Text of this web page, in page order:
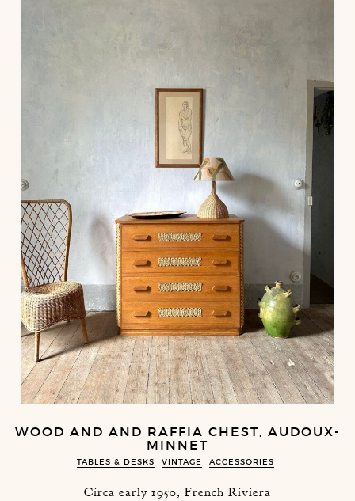
WOOD AND AND RAFFIA CHEST, AUDOUX-
MINNET
TABLES & DESKS VINTAGE ACCESSORIES
Circa early 1950, French Riviera